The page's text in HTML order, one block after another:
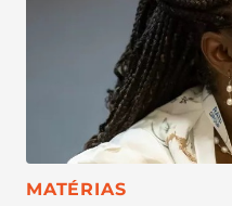
CATEGORIA:
MATÉRIAS